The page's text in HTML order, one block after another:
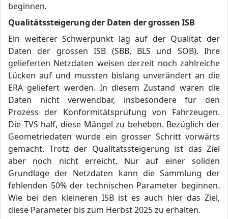
beginnen.
Qualitätssteigerung der Daten der grossen ISB
Ein weiterer Schwerpunkt lag auf der Qualität der
Daten der grossen ISB (SBB, BLS und SOB). Ihre
gelieferten Netzdaten weisen derzeit noch zahlreiche
Lücken auf und mussten bislang unverändert an die
ERA geliefert werden. In diesem Zustand waren die
Daten nicht verwendbar, insbesondere für den
Prozess der Konformitätsprüfung von Fahrzeugen.
Die TVS half, diese Mängel zu beheben. Bezüglich der
Geometriedaten wurde ein grosser Schritt vorwärts
gemacht. Trotz der Qualitätssteigerung ist das Ziel
aber noch nicht erreicht. Nur auf einer soliden
Grundlage der Netzdaten kann die Sammlung der
fehlenden 50% der technischen Parameter beginnen.
Wie bei den kleineren ISB ist es auch hier das Ziel,
diese Parameter bis zum Herbst 2025 zu erhalten.